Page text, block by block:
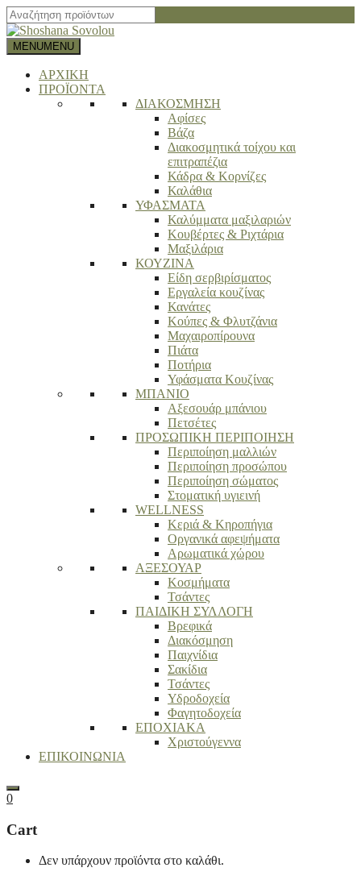
search
MENUMENU
ΑΡΧΙΚΗ
ΠΡΟΪΟΝΤΑ
ΔΙΑΚΟΣΜΗΣΗ
Αφίσες
Βάζα
Διακοσμητικά τοίχου και
επιτραπέζια
Κάδρα & Κορνίζες
Καλάθια
ΥΦΑΣΜΑΤΑ
Καλύμματα μαξιλαριών
Κουβέρτες & Ριχτάρια
Μαξιλάρια
ΚΟΥΖΙΝΑ
Είδη σερβιρίσματος
Εργαλεία κουζίνας
Κανάτες
Κούπες & Φλυτζάνια
Μαχαιροπίρουνα
Πιάτα
Ποτήρια
Υφάσματα Κουζίνας
ΜΠΑΝΙΟ
Αξεσουάρ μπάνιου
Πετσέτες
ΠΡΟΣΩΠΙΚΗ ΠΕΡΙΠΟΙΗΣΗ
Περιποίηση μαλλιών
Περιποίηση προσώπου
Περιποίηση σώματος
Στοματική υγιεινή
WELLNESS
Κεριά & Κηροπήγια
Οργανικά αφεψήματα
Αρωματικά χώρου
ΑΞΕΣΟΥΑΡ
Κοσμήματα
Τσάντες
ΠΑΙΔΙΚΗ ΣΥΛΛΟΓΗ
Βρεφικά
Διακόσμηση
Παιχνίδια
Σακίδια
Τσάντες
Υδροδοχεία
Φαγητοδοχεία
ΕΠΟΧΙΑΚΑ
Χριστούγεννα
ΕΠΙΚΟΙΝΩΝΙΑ
Search
0
Cart
Δεν υπάρχουν προϊόντα στο καλάθι.